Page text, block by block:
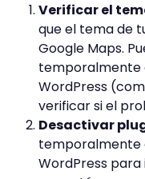
Verificar el
que el tema de
Google Maps.
temporalmente
WordPress
verificar si el
Desactivar
temporalmente
WordPress